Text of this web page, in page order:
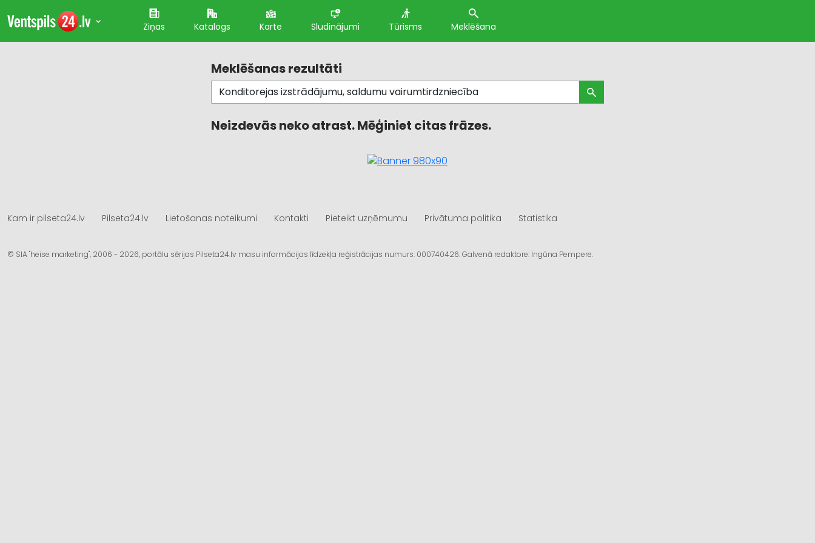
Ziņas Katalogs Karte Sludinājumi Tūrisms Meklēšana
Meklēšanas rezultāti
Neizdevās neko atrast. Mēģiniet citas frāzes.
Kam ir pilseta24.lv Pilseta24.lv Lietošanas noteikumi Kontakti Pieteikt uzņēmumu Privātuma politika Statistika
© SIA "heise marketing", 2006 - 2026, portālu sērijas Pilseta24.lv masu informācijas līdzekļa reģistrācijas numurs: 000740426. Galvenā redaktore: Ingūna Pempere.